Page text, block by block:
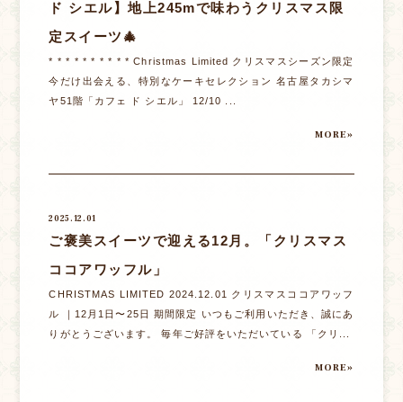
ド シエル】地上245mで味わうクリスマス限
定スイーツ🎄
* * * * * * * * * * Christmas Limited クリスマスシーズン限定
今だけ出会える、特別なケーキセレクション 名古屋タカシマ
ヤ51階「カフェ ド シエル」 12/10 ...
MORE»
2025.12.01
ご褒美スイーツで迎える12月。「クリスマス
ココアワッフル」
CHRISTMAS LIMITED 2024.12.01 クリスマスココアワッフ
ル ｜12月1日〜25日 期間限定 いつもご利用いただき、誠にあ
りがとうございます。 毎年ご好評をいただいている 「クリ...
MORE»